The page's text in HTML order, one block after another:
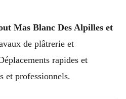
Mas Blanc Des Alpilles et
de plâtrerie et
rapides et
et professionnels.